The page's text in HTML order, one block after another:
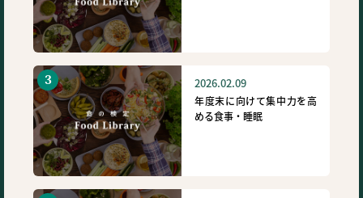
2026.02.09
年度末に向けて集中力を高
める食事・睡眠